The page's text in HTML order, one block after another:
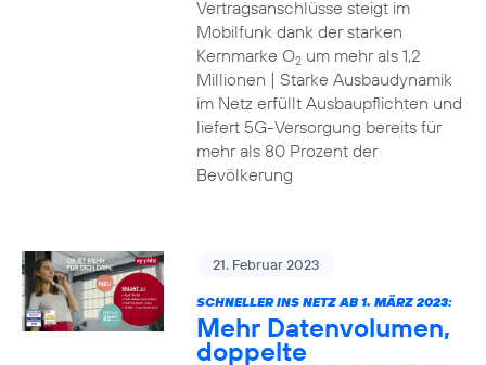
Vertragsanschlüsse steigt im
Mobilfunk dank der starken
Kernmarke O2um mehr als 1,2
Millionen | Starke Ausbaudynamik
im Netz erfüllt Ausbaupflichten und
liefert 5G-Versorgung bereits für
mehr als 80 Prozent der
Bevölkerung
21. Februar 2023
SCHNELLER INS NETZ AB 1. MÄRZ 2023:
Mehr Datenvolumen,
doppelte